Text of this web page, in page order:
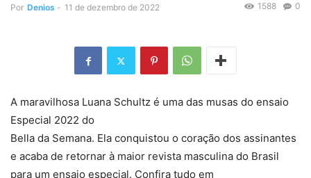
Por Denios - 11 de dezembro de 2022 0
1588
A maravilhosa Luana Schultz é uma das musas do ensaio
Especial 2022 do
Bella da Semana. Ela conquistou o coração dos assinantes
e acaba de retornar à maior revista masculina do Brasil
para um ensaio especial. Confira tudo em